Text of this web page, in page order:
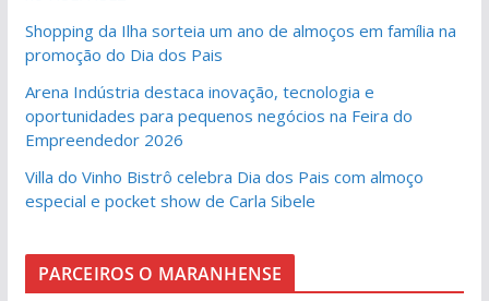
Shopping da Ilha sorteia um ano de almoços em família na
promoção do Dia dos Pais
Arena Indústria destaca inovação, tecnologia e
oportunidades para pequenos negócios na Feira do
Empreendedor 2026
Villa do Vinho Bistrô celebra Dia dos Pais com almoço
especial e pocket show de Carla Sibele
PARCEIROS O MARANHENSE